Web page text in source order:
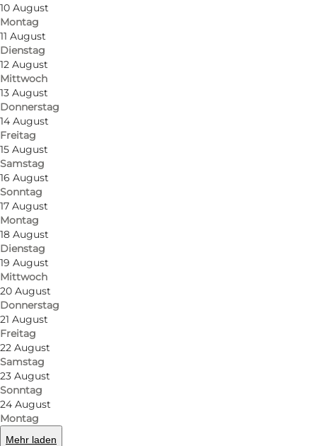
10 August
Montag
11 August
Dienstag
12 August
Mittwoch
13 August
Donnerstag
14 August
Freitag
15 August
Samstag
16 August
Sonntag
17 August
Montag
18 August
Dienstag
19 August
Mittwoch
20 August
Donnerstag
21 August
Freitag
22 August
Samstag
23 August
Sonntag
24 August
Montag
Mehr laden
Foto: Kirsten Semberg
Dänische Gasthof-Traditionen